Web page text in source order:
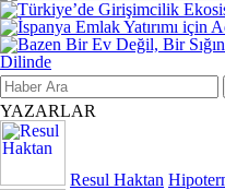
Dilinde
YAZARLAR
Resul Haktan